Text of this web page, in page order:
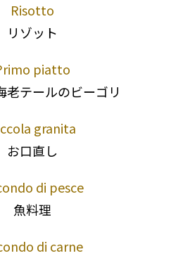
Risotto
リゾット
piatto
老テールのビーゴリ
granita
お口直し
di pesce
魚料理
di carne